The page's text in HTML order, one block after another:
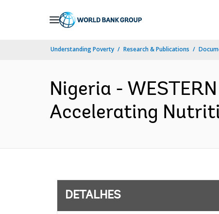
Understanding Poverty Research & Publications
Nigeria -
Accelerating
DETALHES